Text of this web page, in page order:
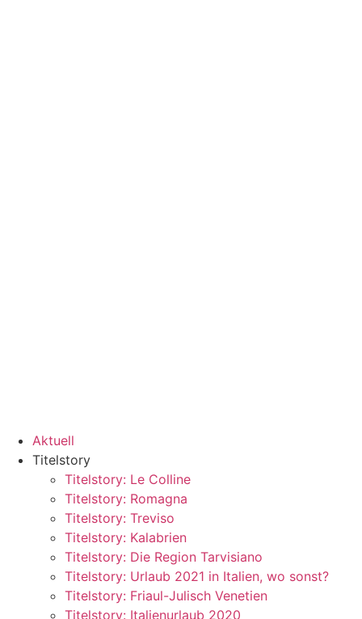
Aktuell
Titelstory
Titelstory: Le Colline
Titelstory: Romagna
Titelstory: Treviso
Titelstory: Kalabrien
Titelstory: Die Region Tarvisiano
Titelstory: Urlaub 2021 in Italien, wo sonst?
Titelstory: Friaul-Julisch Venetien
Titelstory: Italienurlaub 2020